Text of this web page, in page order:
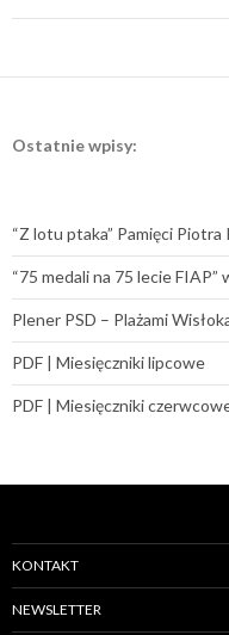
Ostatnie wpisy:
“Z lotu ptaka” Pamięci
“75 medali na 75 lecie
Plener PSD – Plażami
PDF | Miesięczniki lipcowe
PDF | Miesięczniki
KONTAKT
NEWSLETTER